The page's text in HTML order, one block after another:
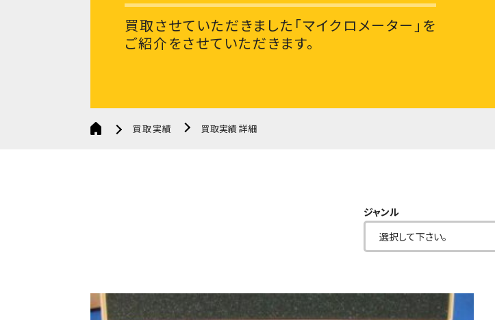
買取させていただきました「マイクロメーター」を
ご紹介をさせていただきます。
買取実績 買取実績 詳細
ジャンル